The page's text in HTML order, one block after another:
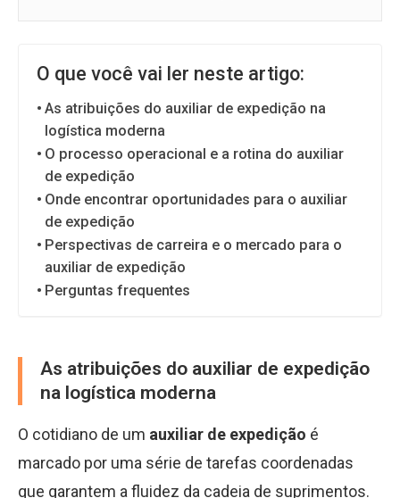
O que você vai ler neste artigo:
As atribuições do auxiliar de expedição na
logística moderna
O processo operacional e a rotina do auxiliar
de expedição
Onde encontrar oportunidades para o auxiliar
de expedição
Perspectivas de carreira e o mercado para o
auxiliar de expedição
Perguntas frequentes
As atribuições do auxiliar de expedição
na logística moderna
O cotidiano de um auxiliar de expedição é
marcado por uma série de tarefas coordenadas
que garantem a fluidez da cadeia de suprimentos.